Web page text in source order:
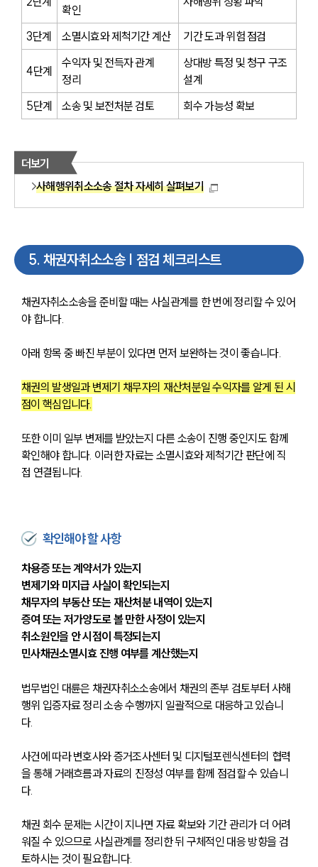
법률지식인
고객후기
구성원 소개
채권추심전문변호사
소식/자료
언론보도
공지사항
법률서식
뉴스레터/브로슈어
세미나
대륜법률상담예약
확인
3단계 소멸시효와 제척기간 계산 기간 도과 위험 점검
4단계
수익자 및 전득자 관계
정리
상대방 특정 및 청구 구조
설계
5단계
소송 및 보전처분 검토 회수 가능성 확보
더보기
사해행위취소소송 절차 자세히 살펴보기
5. 채권자취소소송 | 점검 체크리스트
채권자취소소송을 준비할 때는 사실관계를 한 번에 정리할 수 있어
야 합니다.
아래 항목 중 빠진 부분이 있다면 먼저 보완하는 것이 좋습니다.
채권의 발생일과 변제기 채무자의 재산처분일 수익자를 알게 된 시
점이 핵심입니다.
또한 이미 일부 변제를 받았는지 다른 소송이 진행 중인지도 함께
확인해야 합니다. 이러한 자료는 소멸시효와 제척기간 판단에 직
접 연결됩니다.
확인해야 할 사항
차용증 또는 계약서가 있는지
변제기와 미지급 사실이 확인되는지
채무자의 부동산 또는 재산처분 내역이 있는지
증여 또는 저가양도로 볼 만한 사정이 있는지
취소원인을 안 시점이 특정되는지
민사채권소멸시효 진행 여부를 계산했는지
법무법인 대륜은 채권자취소소송에서 채권의 존부 검토부터 사해
행위 입증자료 정리 소송 수행까지 일괄적으로 대응하고 있습니
다.
사건에 따라 변호사와 증거조사센터 및 디지털포렌식센터의 협력
을 통해 거래흐름과 자료의 진정성 여부를 함께 점검할 수 있습니
다.
채권 회수 문제는 시간이 지나면 자료 확보와 기간 관리가 더 어려
워질 수 있으므로 사실관계를 정리한 뒤 구체적인 대응 방향을 검
토하시는 것이 필요합니다.